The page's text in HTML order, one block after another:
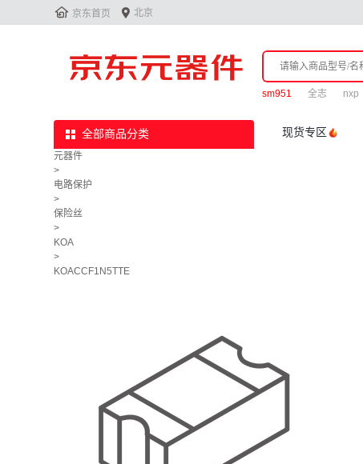
 京东首页  北京
sm951 全志 nxp
全部商品分类 现货专区
元器件
>
电路保护
>
保险丝
>
KOA
>
KOACCF1N5TTE